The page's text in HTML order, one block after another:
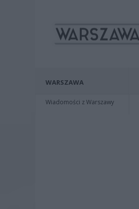
WARSZAWA
Wiadomości z Warszawy